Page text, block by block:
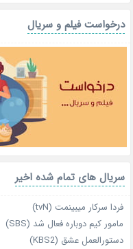
درخواست فیلم و سریال
سریال های تمام شده اخیر
فردا سرکار میبینمت (tvN)
مامور کیم دوباره فعال شد (SBS)
دستورالعمل عشق (KBS2)